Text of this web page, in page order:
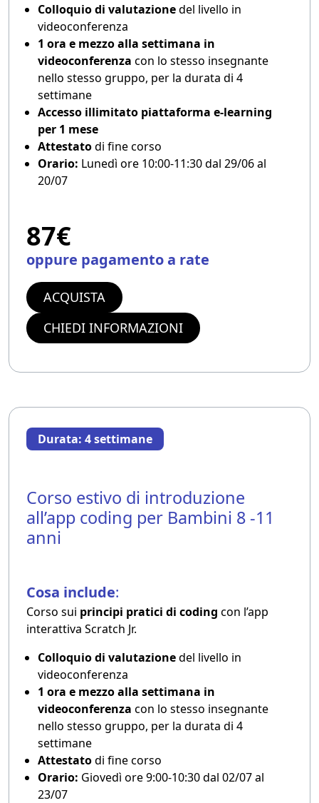
Colloquio di valutazionedel livello in
videoconferenza
1 ora e mezzo alla settimana in
videoconferenza con lo stesso insegnante
nello stesso gruppo, per la durata di 4
settimane
Accesso illimitato piattaforma e-learning
per 1 mese
Attestatodi fine corso
Orario: Lunedì ore 10:00-11:30 dal 29/06 al
20/07
87€
oppure pagamento a rate
ACQUISTA
CHIEDI INFORMAZIONI
Durata: 4 settimane
Corso estivo di introduzione
all’app coding per Bambini 8 -11
anni
Cosa include:
Corso sui principi pratici di coding con l’app
interattiva Scratch Jr.
Colloquio di valutazionedel livello in
videoconferenza
1 ora e mezzo alla settimana in
videoconferenza con lo stesso insegnante
nello stesso gruppo, per la durata di 4
settimane
Attestatodi fine corso
Orario: Giovedì ore 9:00-10:30 dal 02/07 al
23/07